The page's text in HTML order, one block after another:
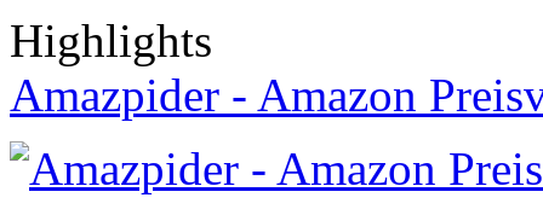
Highlights
Amazpider - Amazon